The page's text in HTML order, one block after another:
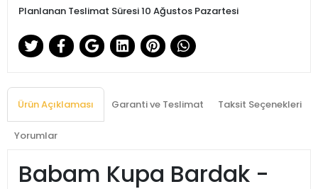
Planlanan Teslimat Süresi 10 Ağustos Pazartesi
Ürün Açıklaması Garanti ve Teslimat Taksit Seçenekleri
Yorumlar
Babam Kupa Bardak -